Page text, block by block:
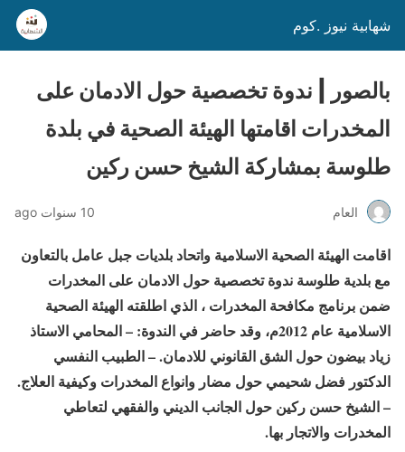
شهابية نيوز .كوم
بالصور | ندوة تخصصية حول الادمان على
المخدرات اقامتها الهيئة الصحية في بلدة
طلوسة بمشاركة الشيخ حسن ركين
العام 10 سنوات ago
اقامت الهيئة الصحية الاسلامية واتحاد بلديات جبل عامل بالتعاون
مع بلدية طلوسة ندوة تخصصية حول الادمان على المخدرات
ضمن برنامج مكافحة المخدرات ، الذي اطلقته الهيئة الصحية
الاسلامية عام 2012م، وقد حاضر في الندوة: – المحامي الاستاذ
زياد بيضون حول الشق القانوني للادمان. – الطبيب النفسي
الدكتور فضل شحيمي حول مضار وانواع المخدرات وكيفية العلاج.
– الشيخ حسن ركين حول الجانب الديني والفقهي لتعاطي
المخدرات والاتجار بها.